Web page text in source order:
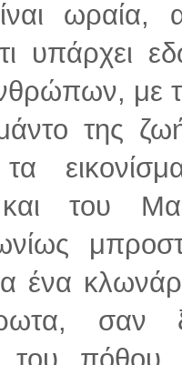
ωραία,
υπάρχει
με
της
του
ένα
σαν
του πόθου